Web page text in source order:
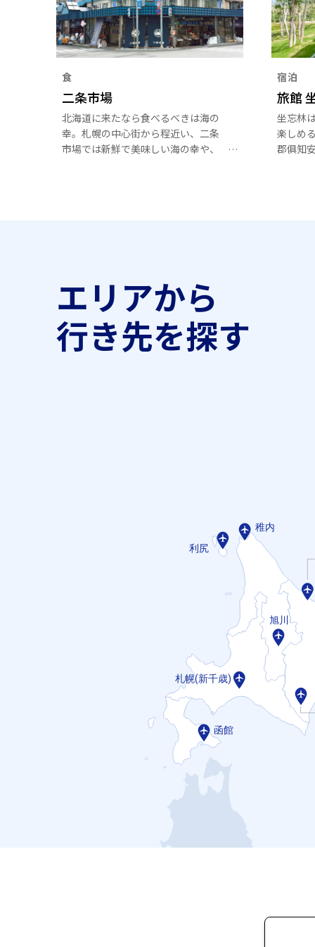
食
二条市場
北海道に来たなら食べるべきは海の
幸。札幌の中心街から程近い、二条
市場では新鮮で美味しい海の幸や、
宿泊
旅館
坐忘林
楽しめ
郡俱知
エリアから
行き先を探す
札幌(新千歳)
函館
旭川
稚内
利尻